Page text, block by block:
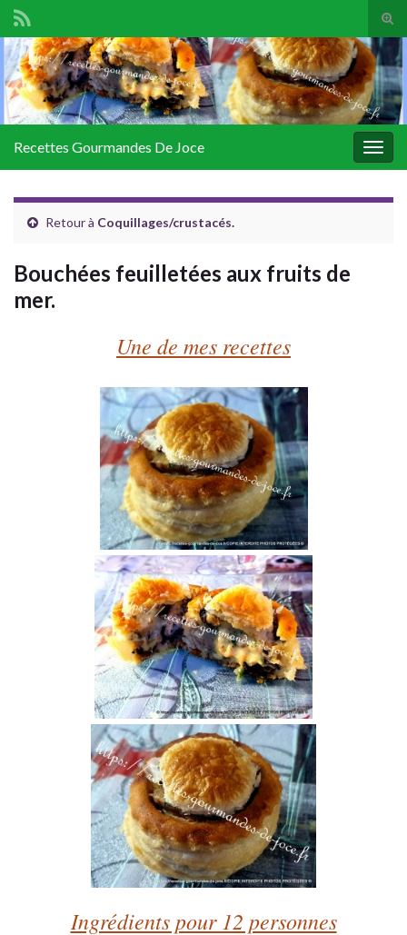
Search for:
Recettes Gourmandes De Joce
Retour à Coquillages/crustacés.
Bouchées feuilletées aux fruits de
mer.
Une de mes recettes
Ingrédients pour 12 personnes